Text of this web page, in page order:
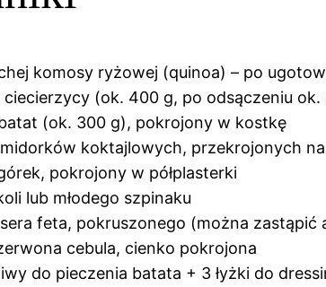
komosy ryżowej (quinoa) – po
ciecierzycy (ok. 400 g, po odsączeniu ok.
(ok. 300 g), pokrojony w kostkę
koktajlowych, przekrojonych na
pokrojony w półplasterki
lub młodego szpinaku
feta, pokruszonego (można zastąpić
cebula, cienko pokrojona
do pieczenia batata + 3 łyżki do